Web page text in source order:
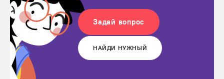
Задай вопрос
НАЙДИ НУЖНЫЙ